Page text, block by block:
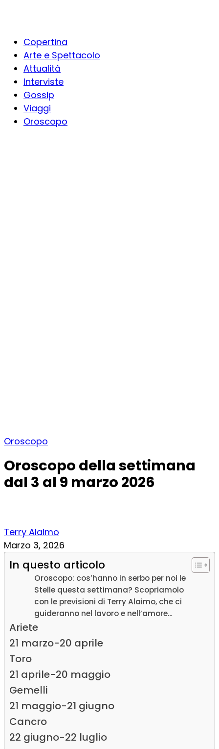
Copertina
Arte e Spettacolo
Attualità
Interviste
Gossip
Viaggi
Oroscopo
Oroscopo
Oroscopo della settimana
dal 3 al 9 marzo 2026
Terry Alaimo
Marzo 3, 2026
In questo articolo
Oroscopo: cos’hanno in serbo per noi le
Stelle questa settimana? Scopriamolo
con le previsioni di Terry Alaimo, che ci
guideranno nel lavoro e nell’amore…
Ariete
21 marzo-20 aprile
Toro
21 aprile-20 maggio
Gemelli
21 maggio-21 giugno
Cancro
22 giugno-22 luglio